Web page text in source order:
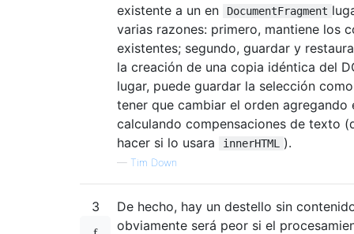
existente a un en
DocumentFragment
varias razones: primero, mantiene los
existentes; segundo, guardar y
la creación de una copia idéntica del
lugar, puede guardar la selección
tener que cambiar el orden
calculando compensaciones de texto
hacer si lo usara
innerHTML ).
— Tim Down
3
De hecho, hay un destello sin
obviamente será peor si el